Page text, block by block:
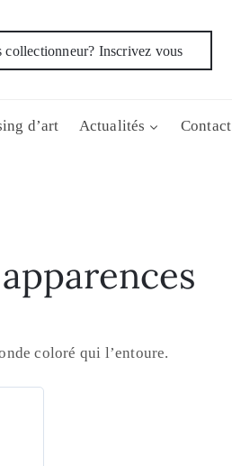
collectionneur? Inscrivez vous
d’art Actualités Contact
coloré qui l’entoure.